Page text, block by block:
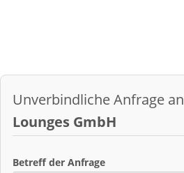
Unverbindliche Anfrage an
Lounges GmbH
Betreff der Anfrage